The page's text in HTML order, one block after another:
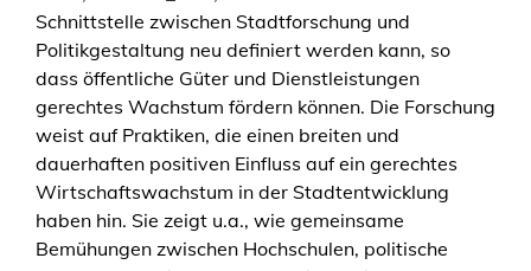
Schnittstelle zwischen Stadtforschung und
Politikgestaltung neu definiert werden kann, so
dass öffentliche Güter und Dienstleistungen
gerechtes Wachstum fördern können. Die Forschung
weist auf Praktiken, die einen breiten und
dauerhaften positiven Einfluss auf ein gerechtes
Wirtschaftswachstum in der Stadtentwicklung
haben hin. Sie zeigt u.a., wie gemeinsame
Bemühungen zwischen Hochschulen, politische